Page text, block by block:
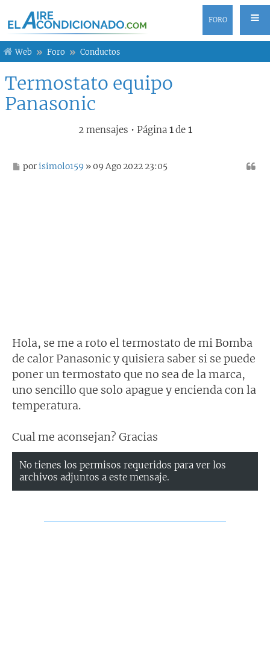
FORO
Web Foro Conductos
Termostato equipo
Panasonic
2 mensajes • Página 1de 1
M
porisimolo159 » 09 Ago 2022 23:05
Hola, se me a roto el termostato de mi Bomba
de calor Panasonic y quisiera saber si se puede
poner un termostato que no sea de la marca,
uno sencillo que solo apague y encienda con la
temperatura.
Cual me aconsejan? Gracias
No tienes los permisos requeridos para ver los
archivos adjuntos a este mensaje.